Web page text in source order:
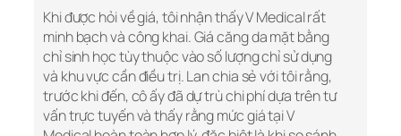
Khi được hỏi về giá, tôi nhận thấy V Medical rất
minh bạch và công khai. Giá căng da mặt bằng
chỉ sinh học tùy thuộc vào số lượng chỉ sử dụng
và khu vực cần điều trị. Lan chia sẻ với tôi rằng,
trước khi đến, cô ấy đã dự trù chi phí dựa trên tư
vấn trực tuyến và thấy rằng mức giá tại V